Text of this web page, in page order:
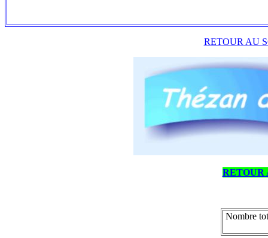
RETOUR AU
RETOUR
Nombre